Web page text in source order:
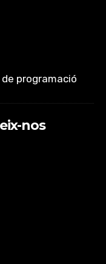
de programació
nos